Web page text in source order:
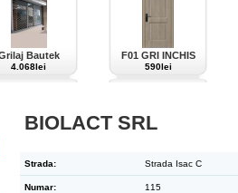
Bautek
4.068lei
F01 GRI INCHIS
590lei
BIOLACT SRL
Strada: Strada Isac C
Numar: 115